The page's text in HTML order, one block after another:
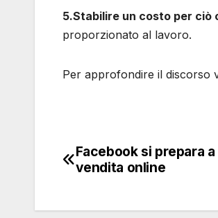
5.Stabilire un costo per ciò
proporzionato al lavoro.
Per approfondire il discorso
Navigazione
Facebook si prepara
vendita online